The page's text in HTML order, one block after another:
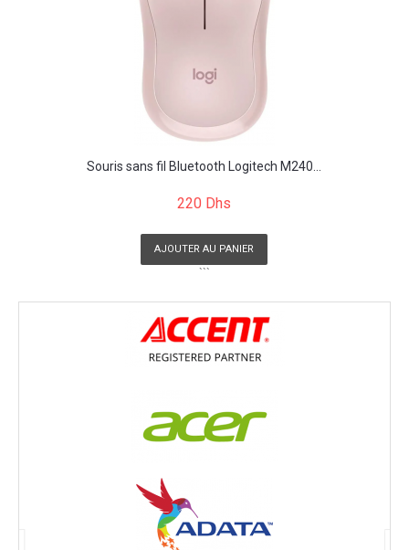
Souris sans fil Bluetooth Logitech M240...
220 Dhs
AJOUTER AU PANIER
```